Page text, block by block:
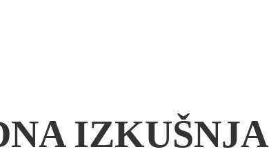
IZKUŠNJA